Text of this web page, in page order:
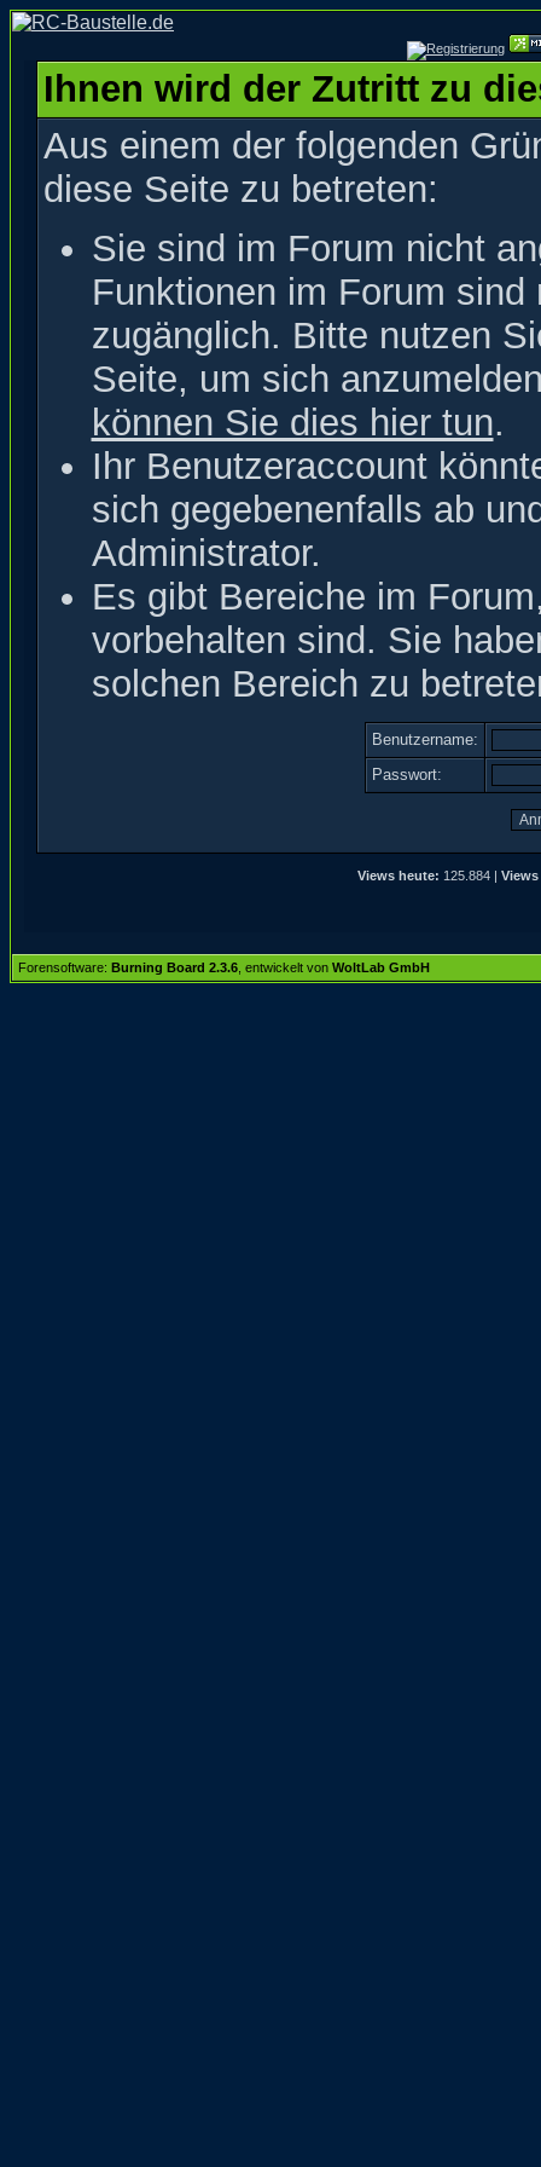
Ihnen wird der Zutritt zu
Aus einem der folgenden
diese Seite zu betreten:
Sie sind im Forum nicht
Funktionen im Forum
zugänglich. Bitte nutzen
Seite, um sich
können Sie dies hier tun.
Ihr Benutzeraccount
sich gegebenenfalls ab
Administrator.
Es gibt Bereiche im
vorbehalten sind. Sie
solchen Bereich zu
Benutzername:
Passwort:
Views heute: 125.884 |
Forensoftware: Burning Board 2.3.6 , entwickelt von WoltLab GmbH